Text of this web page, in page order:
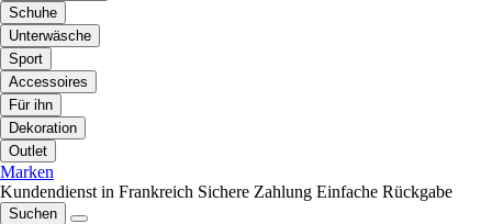
Schuhe
Unterwäsche
Sport
Accessoires
Für ihn
Dekoration
Outlet
Marken
Kundendienst in Frankreich Sichere Zahlung Einfache Rückgabe
Suchen